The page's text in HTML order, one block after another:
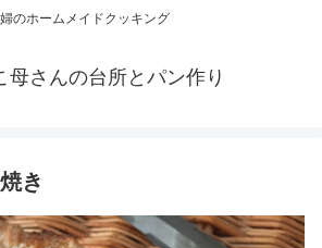
のホームメイドクッキング
母さんの台所とパン作り
き